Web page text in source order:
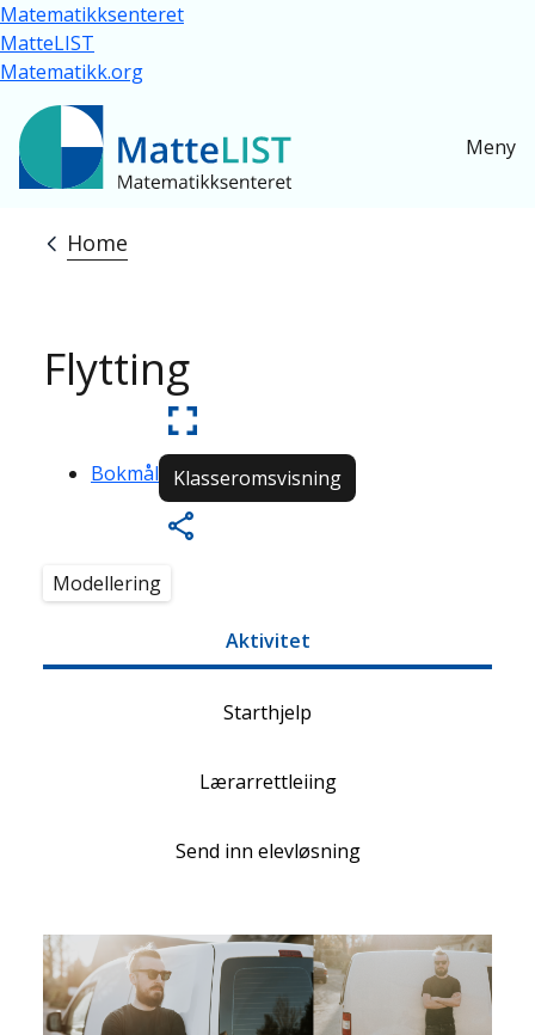
Skip to main content
Matematikksenteret
MatteLIST
Matematikk.org
Meny
Breadcrumb
Home
Flytting
Bokmål Klasseromsvisning
Modellering
Aktivitet
Starthjelp
Lærarrettleiing
Send inn elevløsning